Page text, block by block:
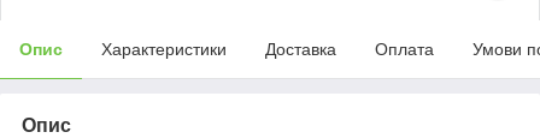
Опис Характеристики Доставка Оплата Умови
Опис